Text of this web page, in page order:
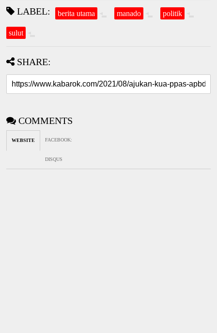
LABEL: berita utama manado politik
sulut
SHARE:
COMMENTS
WEBSITE FACEBOOK:
DISQUS